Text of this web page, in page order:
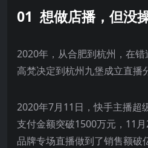
01 想做店播，但没
2020年，从合肥到杭州，在错
高梵决定到杭州九堡成立直播
2020年7月11日，快手主播超
支付金额突破1500万元，11
品牌专场直播做到了销售额破